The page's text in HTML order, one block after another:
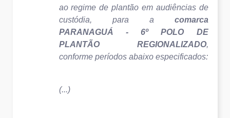
ao regime de plantão em audiências de
custódia, para a comarca
PARANAGUÁ - 6º POLO DE
PLANTÃO REGIONALIZADO,
conforme períodos abaixo especificados:
(...)